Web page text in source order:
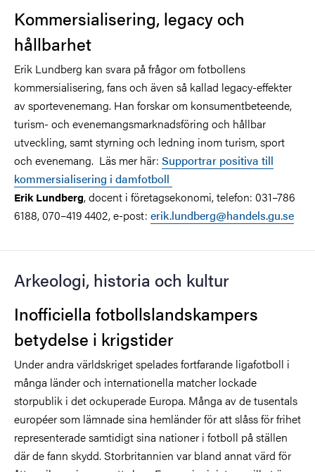
Kommersialisering, legacy och
hållbarhet
Erik Lundberg kan svara på frågor om fotbollens
kommersialisering, fans och även så kallad legacy-effekter
av sportevenemang. Han forskar om konsumentbeteende,
turism- och evenemangsmarknadsföring och hållbar
utveckling, samt styrning och ledning inom turism, sport
och evenemang. Läs mer här: Supportrar positiva till
kommersialisering i damfotboll
Erik Lundberg, docent i företagsekonomi, telefon: 031–786
6188, 070–419 4402, e-post: erik.lundberg@handels.gu.se
Arkeologi, historia och kultur
Inofficiella fotbollslandskampers
betydelse i krigstider
Under andra världskriget spelades fortfarande ligafotboll i
många länder och internationella matcher lockade
storpublik i det ockuperade Europa. Många av de tusentals
européer som lämnade sina hemländer för att slåss för frihet
representerade samtidigt sina nationer i fotboll på ställen
där de fann skydd. Storbritannien var bland annat värd för